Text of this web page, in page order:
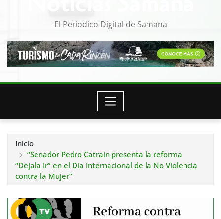
El Periodico Digital de Samana
Inicio
“Senador Pedro Catrain presenta la reforma
“Déjala Ir” en el Día Internacional de la No Violencia
contra la Mujer”